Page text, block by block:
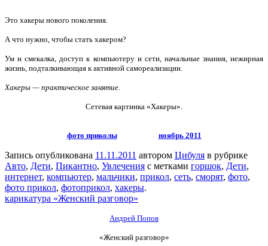
Это хакеры нового поколения.
А что нужно, чтобы стать хакером?
Ум и смекалка, доступ к компьютеру и сети, начальные знания, нежирная
жизнь, подталкивающая к активной самореализации.
Хакеры — практическое занятие.
Сетевая картинка «Хакеры».
фото приколы ноябрь 2011
Запись опубликована 11.11.2011 автором Цибуля в рубрике
Авто, Дети, Пикантно, Увлечения с метками горшок, Дети,
интернет, компьютер, мальчики, прикол, сеть, сморят, фото,
фото прикол, фотоприкол, хакеры.
карикатура «Женский разговор»
Андрей Попов
«Женский разговор»